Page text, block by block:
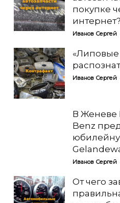
покупке
интернет?
Иванов Сергей
«Липовые
Иванов Сергей
В Женеве
Benz
Иванов Сергей
От чего